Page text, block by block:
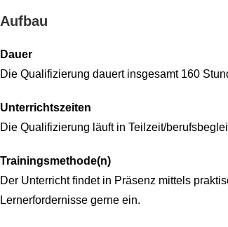
Aufbau
Dauer
Die Qualifizierung dauert insgesamt 160
Unterrichtszeiten
Die Qualifizierung läuft in Teilzeit/
Trainingsmethode(n)
Der Unterricht findet in Präsenz mittels
Lernerfordernisse gerne ein.